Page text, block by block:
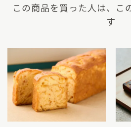
この商品を買った人は、こ
す